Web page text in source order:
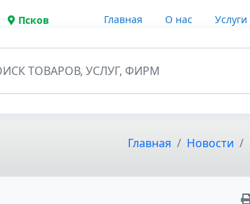
Псков Главная О нас Услуги
Главная Новости